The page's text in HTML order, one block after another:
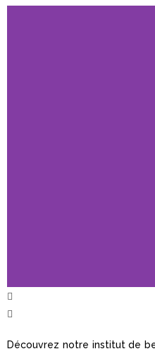
Découvrez notre institut de